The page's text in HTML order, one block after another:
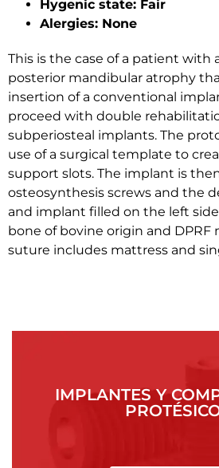
Hygenic state: Fair
Alergies: None
This is the case of a patient with
posterior mandibular atrophy
insertion of a conventional
proceed with double
subperiosteal implants. The
use of a surgical template to
support slots. The implant is
osteosynthesis screws and the
and implant filled on the left
bone of bovine origin and DPRF
suture includes mattress and
IMPLANTES Y